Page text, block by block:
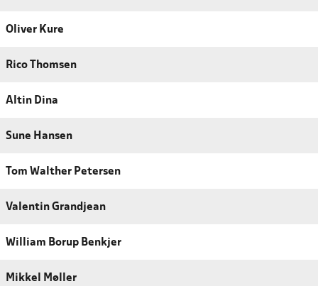
Oliver Kure
Rico Thomsen
Altin Dina
Sune Hansen
Tom Walther Petersen
Valentin Grandjean
William Borup Benkjer
Mikkel Møller